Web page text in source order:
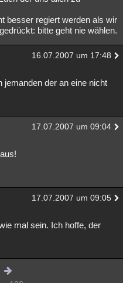
besser regiert werden als wir
bitte geht nie wählen.
16.07.2007 um 17:48
jemanden der an eine nicht
17.07.2007 um 09:04
17.07.2007 um 09:05
mal sein. Ich hoffe, der